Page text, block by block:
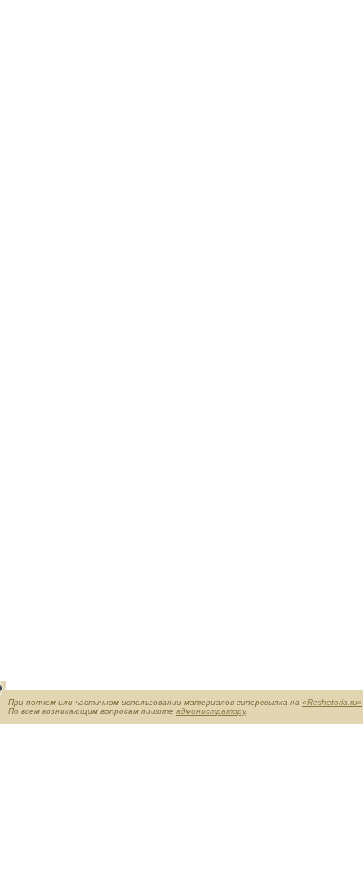
При полном или частичном использовании материалов гиперссылка на «Reshetoria.ru»
По всем возникающим вопросам пишите администратору.